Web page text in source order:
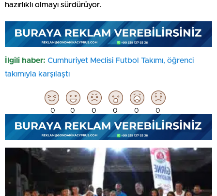
hazırlıklı olmayı sürdürüyor.
İlgili haber: Cumhuriyet Meclisi Futbol Takımı, öğrenci
takımıyla karşılaştı
0 0 0 0 0 0